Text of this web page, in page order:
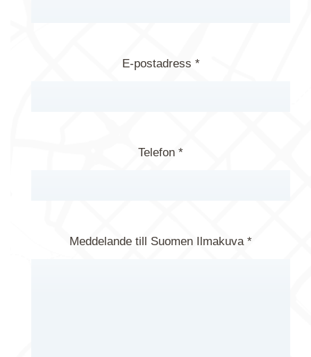
E-postadress *
Telefon *
Meddelande till Suomen Ilmakuva *